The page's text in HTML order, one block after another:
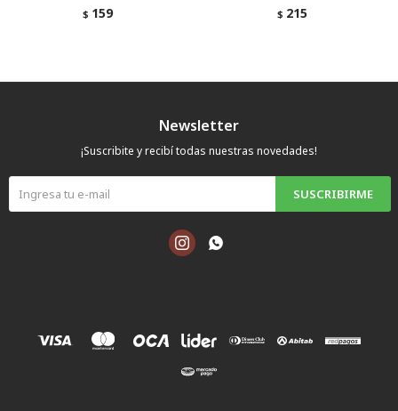
$ 159 $ 215
Newsletter
¡Suscribite y recibí todas nuestras novedades!
SUSCRIBIRME
 